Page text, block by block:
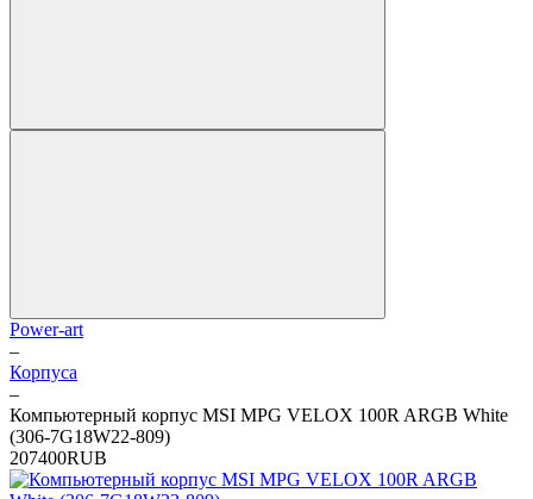
Power-art
–
Корпуса
–
Компьютерный корпус MSI MPG VELOX 100R ARGB White
(306-7G18W22-809)
207400RUB